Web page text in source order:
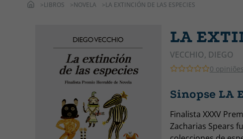
LIBROS NOVELA LA EXTINCIÓN DE LAS ESPECIES
LA
VECCHIO, DIEGO
0 opiniões
Sinopse LA
Finalista XXXV
Zacharias Spears